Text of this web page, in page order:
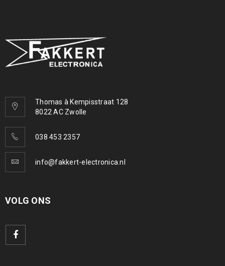
Thomas à Kempisstraat 128
8022 AC Zwolle
038 453 2357
info@fakkert-electronica.nl
VOLG ONS